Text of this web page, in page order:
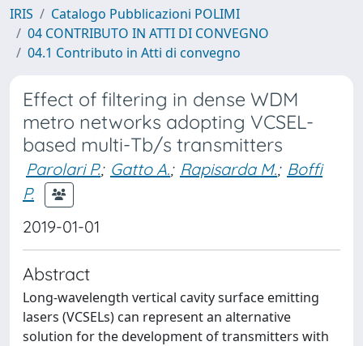
IRIS
Catalogo Pubblicazioni POLIMI
04 CONTRIBUTO IN ATTI DI CONVEGNO
04.1 Contributo in Atti di convegno
Effect of filtering in dense WDM
metro networks adopting VCSEL-
based multi-Tb/s transmitters
Parolari P.; Gatto A.; Rapisarda M.; Boffi
P.
2019-01-01
Abstract
Long-wavelength vertical cavity surface emitting
lasers (VCSELs) can represent an alternative
solution for the development of transmitters with